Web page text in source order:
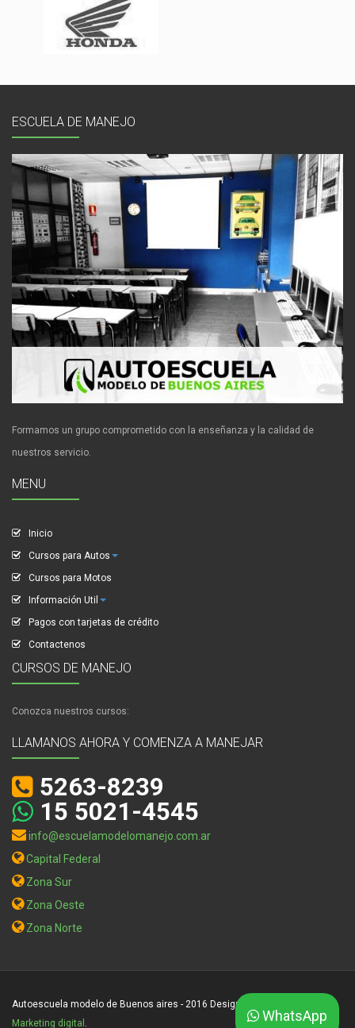
ESCUELA DE MANEJO
Formamos un grupo comprometido con la enseñanza y la calidad de
nuestros servicio.
WhatsApp
MENU
Inicio
Cursos para Autos
Cursos para Motos
Información Util
Pagos con tarjetas de crédito
Contactenos
CURSOS DE MANEJO
Conozca nuestros cursos:
LLAMANOS AHORA Y COMENZA A MANEJAR
5263-8239
15 5021-4545
info@escuelamodelomanejo.com.ar
Capital Federal
Zona Sur
Zona Oeste
Zona Norte
Autoescuela modelo de Buenos aires - 2016 Designed by
Marketing digital